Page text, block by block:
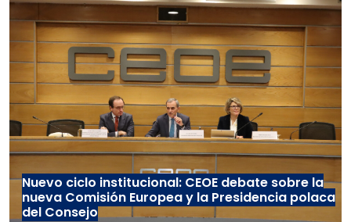
Nuevo ciclo institucional: CEOE debate sobre la
nueva Comisión Europea y la Presidencia polaca
del Consejo